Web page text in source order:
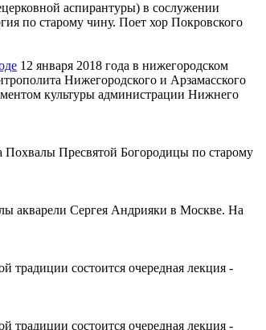
аспирантуры) в сослужении
по старому чину. Поет хор Покровского
12 января 2018 года в нижегородском
Нижегородского и Арзамасского
культуры администрации Нижнего
Похвалы Пресвятой Богородицы по старому
акварели Сергея Андрияки в Москве. На
состоится очередная лекция -
состоится очередная лекция -